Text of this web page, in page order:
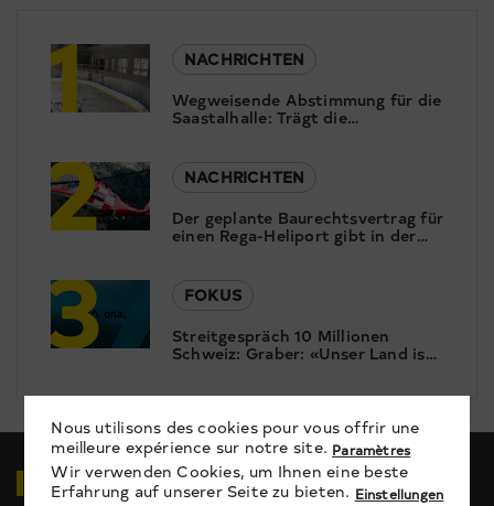
1
NACHRICHTEN
Wegweisende Abstimmung für die
Saastalhalle: Trägt die
Bevölkerung das Rettungskonzept
2
NACHRICHTEN
Der geplante Baurechtsvertrag für
einen Rega-Heliport gibt in der
Gemeinde Goms viel zu reden.
3
FOKUS
Streitgespräch 10 Millionen
Schweiz: Graber: «Unser Land ist
VIDEOSZUM THEMA
Nous utilisons des cookies pour vous offrir une
meilleure expérience sur notre site. Paramètres
Wir verwenden Cookies, um Ihnen eine beste
Erfahrung auf unserer Seite zu bieten. Einstellungen